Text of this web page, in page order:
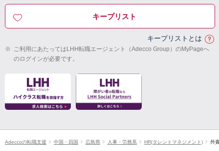
キープリスト
キープリストとは
※ ご利用にあたってはLHH転職エージェント（Adecco Group）のMyPageへ
のログインが必要です。
Adeccoの転職支援 中国・四国 広島県 人事・労務系 HR(タレントマネジメント) 外